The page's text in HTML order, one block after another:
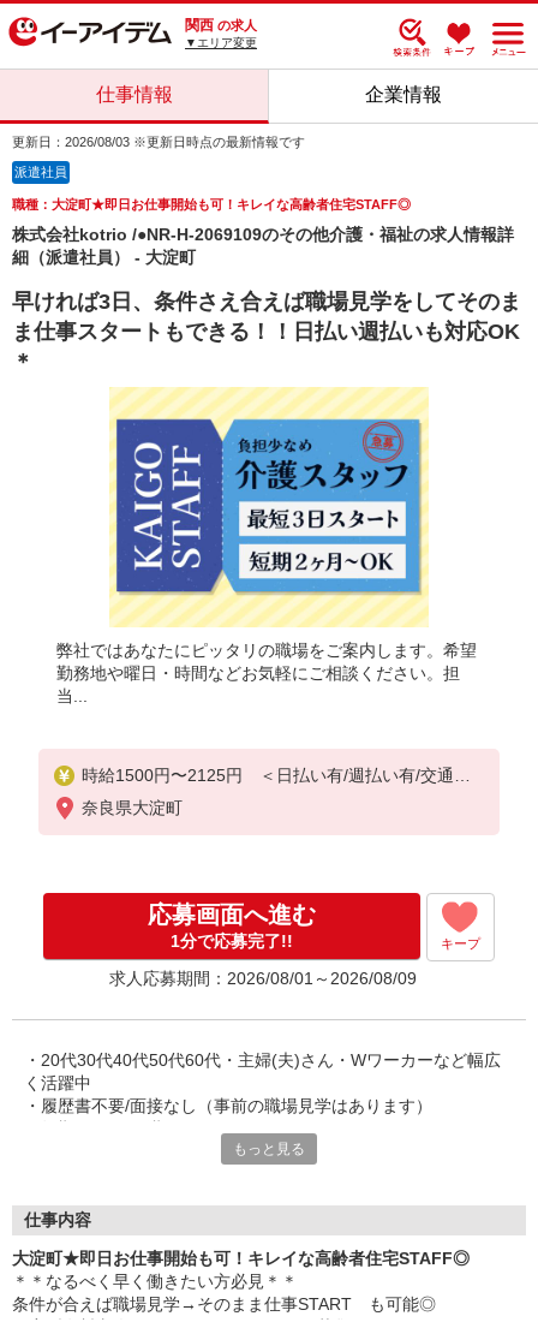
関西 の求人
▼エリア変更
仕事情報 企業情報
更新日：2026/08/03 ※更新日時点の最新情報です
派遣社員
職種：大淀町★即日お仕事開始も可！キレイな高齢者住宅STAFF◎
株式会社kotrio /●NR-H-2069109のその他介護・福祉の求人情報詳
細（派遣社員） - 大淀町
早ければ3日、条件さえ合えば職場見学をしてそのま
ま仕事スタートもできる！！日払い週払いも対応OK
＊
弊社ではあなたにピッタリの職場をご案内します。希望
勤務地や曜日・時間などお気軽にご相談ください。担
当...
時給1500円〜2125円 ＜日払い有/週払い有/交通費
全支給(ガソリン代含む)＞
奈良県大淀町
応募画面へ進む
1分で応募完了!! キープ
求人応募期間：2026/08/01～2026/08/09
・20代30代40代50代60代・主婦(夫)さん・Wワーカーなど幅広
く活躍中
・履歴書不要/面接なし（事前の職場見学はあります）
もっと見る
仕事内容
大淀町★即日お仕事開始も可！キレイな高齢者住宅STAFF◎
＊＊なるべく早く働きたい方必見＊＊
条件が合えば職場見学→そのまま仕事START も可能◎